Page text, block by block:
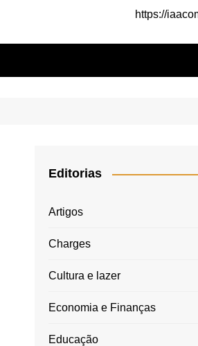
https://
Editorias
Artigos
Charges
Cultura e lazer
Economia e Finanças
Educação